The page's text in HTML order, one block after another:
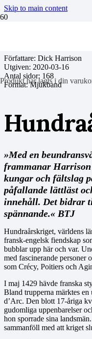
Skip to main content
Produkthar lagts i din
Författare: Dick Harrison
Utgiven: 2020-03-16
Antal sidor: 168
Format: Mjukband
»Med en
frammanar
kungar och fältslag
påfallande lättläst
innehåll. Det bidrar
spännande.« BTJ
Hundraårskriget, världens
fransk-engelsk fiendskap
bubblar upp här och var.
med fascinerande personer
som Crécy, Poitiers och
I maj 1429 hävde franska
Bland trupperna märktes
d’Arc. Den blott 17-åriga
gudomliga uppenbarelser
hon sporrade sina
sammanföll med att kriget